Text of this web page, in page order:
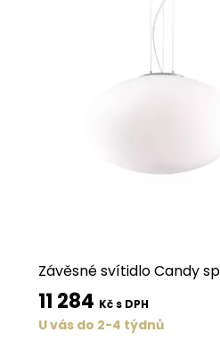
Závěsné svítidlo Candy
11 284 Kč s DPH
U vás do 2-4 týdnů